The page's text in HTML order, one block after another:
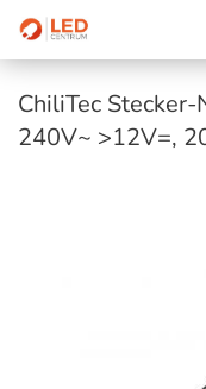
ChiliTec
240V~ >12V=,